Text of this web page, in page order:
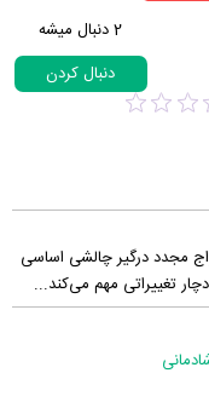
2دنبال میشه
دنبال کردن
مجدد درگیر چالشی اساسی
تغییراتی مهم می‌کند...